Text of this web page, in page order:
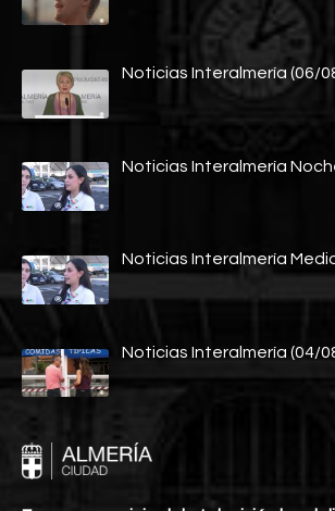
Noticias Interalmería (06/
Noticias Interalmería
Noticias Interalmería
Noticias Interalmería (04/